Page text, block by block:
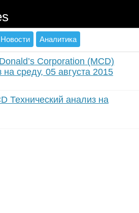
Новости Аналитика
Corporation (MCD)
среду, 05 августа 2015
Технический анализ на